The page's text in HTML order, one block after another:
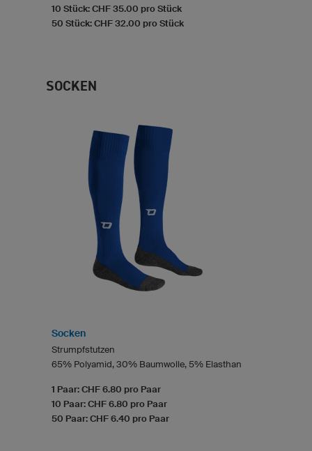
10 Stück: CHF 35.00 pro Stück
50 Stück: CHF 32.00 pro Stück
SOCKEN
Socken
Strumpfstutzen
65% Polyamid, 30% Baumwolle, 5% Elasthan
1 Paar: CHF 6.80 pro Paar
10 Paar: CHF 6.80 pro Paar
50 Paar: CHF 6.40 pro Paar